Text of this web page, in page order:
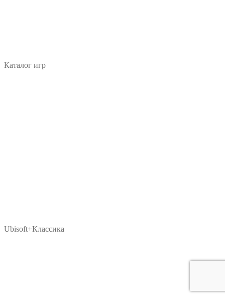
Каталог игр
Ubisoft+Классика